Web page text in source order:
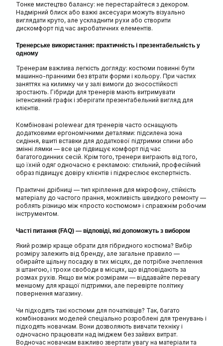
Тонке мистецтво балансу: не перестарайтеся з декором.
Надмірний блиск або важкі аксесуари можуть візуально
виглядати круто, але ускладнити рухи або створити
дискомфорт під час акробатичних елементів.
Тренерське використання: практичність і презентабельність у
одному
Тренерам важлива легкість догляду: костюми повинні бути
машинно-пранними без втрати форми і кольору. При частих
заняттях на килимку чи у залі вимоги до зносостійкості
зростають. Гібриди для тренерів мають витримувати
інтенсивний графік і зберігати презентабельний вигляд для
клієнтів.
Комбіновані polewear для тренерів часто оснащують
додатковими ергономічними деталями: підсилена зона
сидіння, вшиті вставки для додаткової підтримки спини або
змінні лямки — все це підвищує комфорт під час
багатогодинних сесій. Крім того, тренери виграють від того,
що їхній одяг одночасно є рекламою: стильний, професійний
образ підвищує довіру клієнтів і підкреслює експертність.
Практичні дрібниці — тип кріплення для мікрофону, стійкість
матеріалу до частого прання, можливість швидкого ремонту —
роблять різницю між «просто костюмом» і справжнім робочим
інструментом.
Часті питання (FAQ) — відповіді, які допоможуть з вибором
Який розмір краще обрати для гібридного костюма? Вибір
розміру залежить від бренду, але загальне правило —
обирайте щільну посадку в тих місцях, де потрібне зчеплення
зі штангою, і трохи свободи в місцях, що відповідають за
розмах рухів. Якщо ви між розмірами — віддавайте перевагу
меншому для кращої підтримки, але перевірте політику
повернення магазину.
Чи підходять такі костюми для початківців? Так, багато
комбінованих моделей спеціально розроблені для тренувань і
підходять новачкам. Вони дозволяють вивчати техніку і
одночасно працювати над іміджем без зайвих витрат.
Водночас новачкам важливо звертати увагу на матеріали та